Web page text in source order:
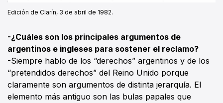
Edición de Clarín, 3 de abril de 1982.
-¿Cuáles son los principales argumentos de
argentinos e ingleses para sostener el reclamo?
-Siempre hablo de los “derechos” argentinos y de los
“pretendidos derechos” del Reino Unido porque
claramente son argumentos de distinta jerarquía. El
elemento más antiguo son las bulas papales que